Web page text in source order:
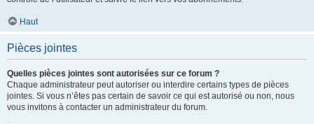
Haut
Pièces jointes
Quelles pièces jointes sont autorisées sur ce forum ?
Chaque administrateur peut autoriser ou interdire certains types de pièces
jointes. Si vous n’êtes pas certain de savoir ce qui est autorisé ou non, nous
vous invitons à contacter un administrateur du forum.